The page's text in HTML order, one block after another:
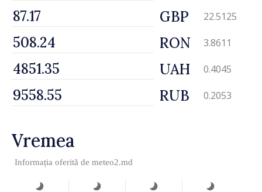
GBP 22.5125
RON 3.8611
UAH 0.4045
RUB 0.2053
Vremea
Informația oferită de meteo2.md